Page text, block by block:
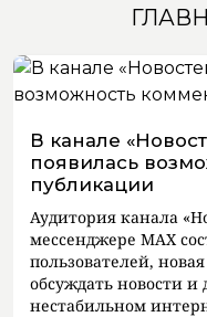
В канале
появилась
публикации
Аудитория канала
мессенджере MAX
пользователей,
обсуждать новости
нестабильном